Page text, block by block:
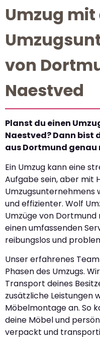
Umzug
von
Naestved
Planst du einen
Naestved? Dann bist
aus Dortmund
Ein Umzug kann eine
Aufgabe sein, aber mit
Umzugsunternehmens
und effizienter. Wolf
Umzüge von
einen umfassenden
reibungslos und
Unser erfahrenes
Phasen des Umzugs.
Transport deines
zusätzliche Leistungen
Möbelmontage an. So
deine Möbel und
verpackt und